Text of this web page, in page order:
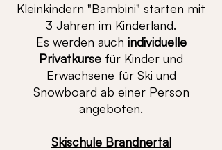
Kleinkindern "Bambini" starten mit
3 Jahren im Kinderland.
Es werden auch individuelle
Privatkurse für Kinder und
Erwachsene für Ski und
Snowboard ab einer Person
angeboten.​
Skischule Brandnertal